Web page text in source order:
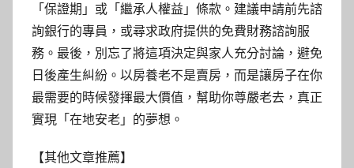
「保證期」或「繼承人權益」條款。建議申請前先諮
詢銀行的專員，或尋求政府提供的免費財務諮詢服
務。最後，別忘了將這項決定與家人充分討論，避免
日後產生糾紛。以房養老不是賣房，而是讓房子在你
最需要的時候發揮最大價值，幫助你尊嚴老去，真正
實現「在地安老」的夢想。
【其他文章推薦】